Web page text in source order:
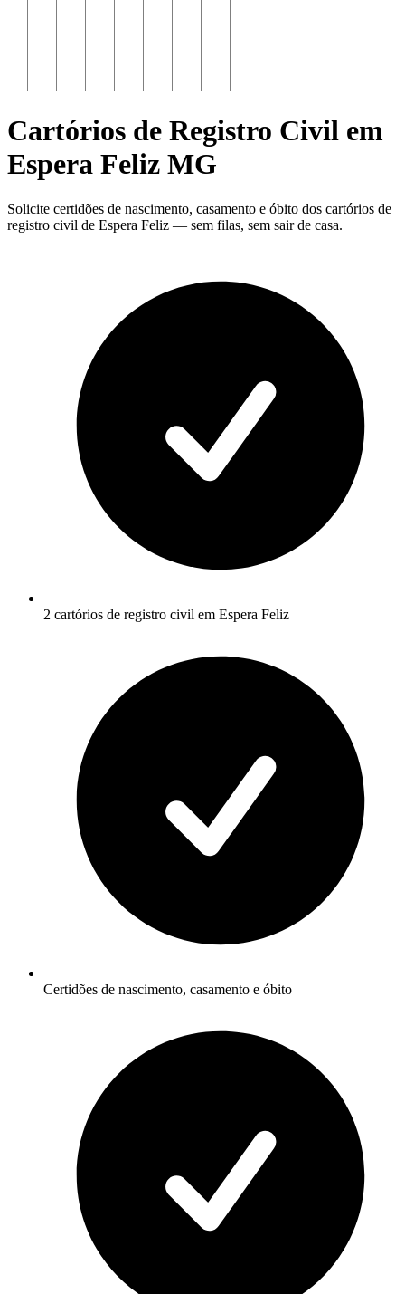
Cartórios de Registro Civil em
Espera Feliz MG
Solicite certidões de nascimento, casamento e óbito dos cartórios de
registro civil de Espera Feliz — sem filas, sem sair de casa.
2 cartórios de registro civil em Espera Feliz
Certidões de nascimento, casamento e óbito